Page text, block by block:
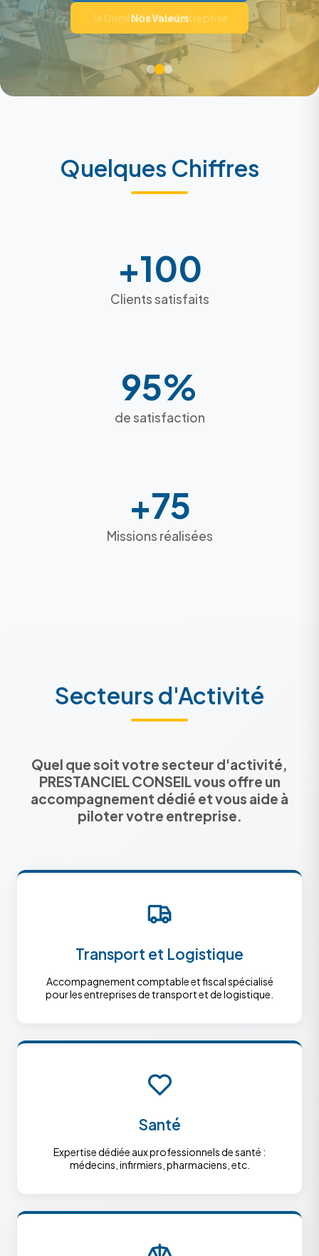
Nos Valeurs
Je Domicilie Mon Entreprise
RDV Avec Un Conseiller
Quelques Chiffres
+100
Clients satisfaits
95%
de satisfaction
+75
Missions réalisées
Secteurs d'Activité
Quel que soit votre secteur d'activité,
PRESTANCIEL CONSEIL vous offre un
accompagnement dédié et vous aide à
piloter votre entreprise.
Transport et Logistique
Accompagnement comptable et fiscal spécialisé
pour les entreprises de transport et de logistique.
Santé
Expertise dédiée aux professionnels de santé :
médecins, infirmiers, pharmaciens, etc.